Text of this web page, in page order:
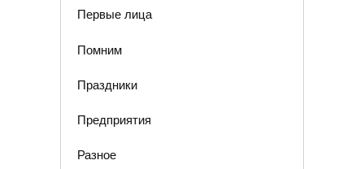
Первые лица
Помним
Праздники
Предприятия
Разное